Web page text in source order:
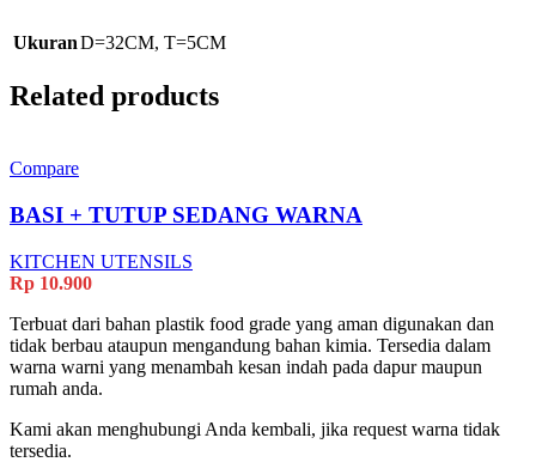
UkuranD=32CM, T=5CM
Related products
Compare
BASI + TUTUP SEDANG WARNA
KITCHEN UTENSILS
Rp 10.900
Terbuat dari bahan plastik food grade yang aman digunakan dan
tidak berbau ataupun mengandung bahan kimia. Tersedia dalam
warna warni yang menambah kesan indah pada dapur maupun
rumah anda.
Kami akan menghubungi Anda kembali, jika request warna tidak
tersedia.